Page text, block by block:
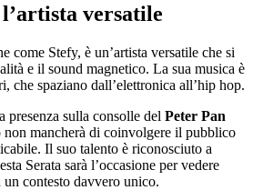
versatile
come Stefy, è un’artista versatile che si
e il sound magnetico. La sua musica è
che spaziano dall’elettronica all’hip hop.
presenza sulla consolle del Peter Pan
non mancherà di coinvolgere il pubblico
Il suo talento è riconosciuto a
Serata sarà l’occasione per vedere
contesto davvero unico.